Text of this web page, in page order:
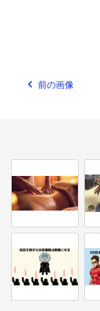
前の画像